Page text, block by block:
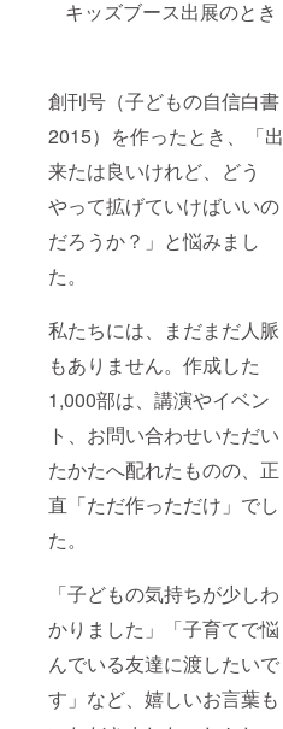
キッズブース出展のとき
創刊号（子どもの自信白書
2015）を作ったとき、「出
来たは良いけれど、どう
やって拡げていけばいいの
だろうか？」と悩みまし
た。
私たちには、まだまだ人脈
もありません。作成した
1,000部は、講演やイベン
ト、お問い合わせいただい
たかたへ配れたものの、正
直「ただ作っただけ」でし
た。
「子どもの気持ちが少しわ
かりました」「子育てで悩
んでいる友達に渡したいで
す」など、嬉しいお言葉も